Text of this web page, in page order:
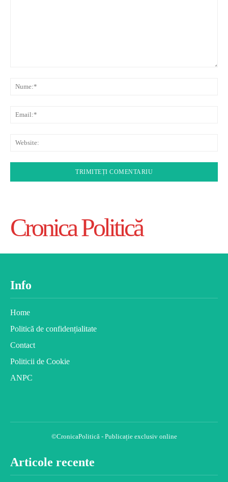
Cronica Politică
Info
Home
Politică de confidențialitate
Contact
Politicii de Cookie
ANPC
©CronicaPolitică - Publicație exclusiv online
Articole recente